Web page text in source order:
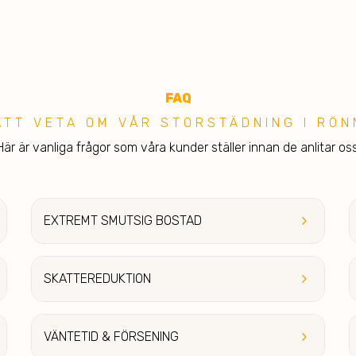
FAQ
VETA OM VÅR STORSTÄDNING I
är vanliga frågor som våra kunder ställer innan de anlitar
keyboard_arrow_right
EXTREMT SMUTSIG BOSTAD
keyboard_arrow_right
SKATTEREDUKTION
keyboard_arrow_right
VÄNTETID & FÖRSENING